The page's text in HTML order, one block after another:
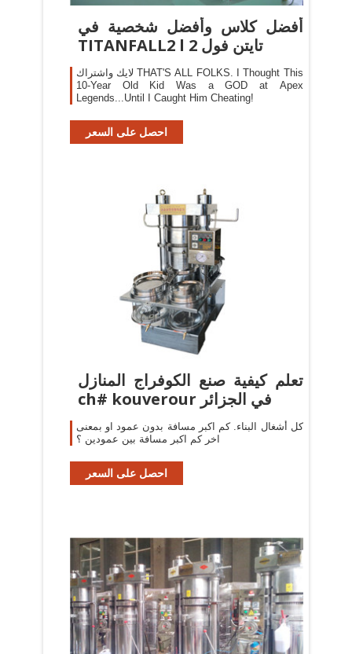
‫أفضل كلاس وأفضل شخصية في
تايتن فول TITANFALL2 l 2
لايك واشتراك THAT'S ALL FOLKS. I Thought This
10-Year Old Kid Was a GOD at Apex
Legends...Until I Caught Him Cheating!
احصل على السعر
‫تعلم كيفية صنع الكوفراج المنازل
في الجزائر ch# kouverour
كل أشغال البناء. كم اكبر مسافة بدون عمود او بمعنى
اخر كم اكبر مسافة بين عمودين ؟
احصل على السعر